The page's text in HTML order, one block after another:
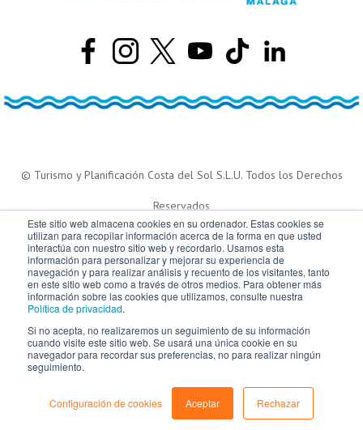
Este sitio web almacena cookies en su ordenador. Estas cookies se
utilizan para recopilar información acerca de la forma en que usted
interactúa con nuestro sitio web y recordarlo. Usamos esta
información para personalizar y mejorar su experiencia de
navegación y para realizar análisis y recuento de los visitantes, tanto
en este sitio web como a través de otros medios. Para obtener más
información sobre las cookies que utilizamos, consulte nuestra
Política de privacidad.
Si no acepta, no realizaremos un seguimiento de su información
cuando visite este sitio web. Se usará una única cookie en su
navegador para recordar sus preferencias, no para realizar ningún
seguimiento.
Configuración de cookies Aceptar Rechazar
© Turismo y Planificación Costa del Sol S.L.U. Todos los Derechos
Reservados